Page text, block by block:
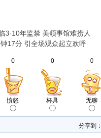
3-10年监禁 美领事馆难捞人
17分 引全场观众起立欢呼
0
愤怒
0
杯具
0
无聊
分享到：